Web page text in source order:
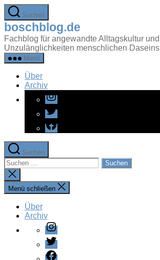
Zum
Inhalt
springen
Suchen
boschblog.de
Fachblog für angewandte Alltagskultur und
Unzulänglichkeiten menschlichen Daseins
Menü
Über
Archiv
Instagram
Twitter
Facebook
Suchen
Suchen
nach:
Suche
schließen
Menü schließen
Über
Archiv
Instagram
Twitter
Facebook